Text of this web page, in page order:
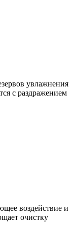
увлажнения
с раздражением
воздействие и
очистку